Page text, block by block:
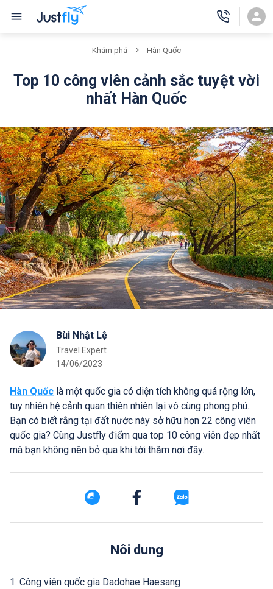
Khám phá Hàn Quốc
Top 10 công viên cảnh sắc tuyệt vời
nhất Hàn Quốc
Bùi Nhật Lệ
Travel Expert
14/06/2023
Hàn Quốc là một quốc gia có diện tích không quá rộng lớn,
tuy nhiên hệ cảnh quan thiên nhiên lại vô cùng phong phú.
Bạn có biết rằng tại đất nước này sở hữu hơn 22 công viên
quốc gia? Cùng Justfly điểm qua top 10 công viên đẹp nhất
mà bạn không nên bỏ qua khi tới thăm nơi đây.
Nôi dung
1. Công viên quốc gia Dadohae Haesang